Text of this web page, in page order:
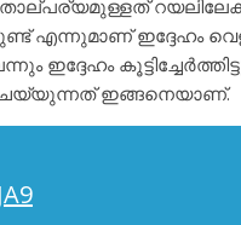
താല്പര്യമുള്ളത്
ഇദ്ദേഹം
ഇദ്ദേഹം
ചെയ്യുന്നത് ഇങ്ങനെയാണ്.